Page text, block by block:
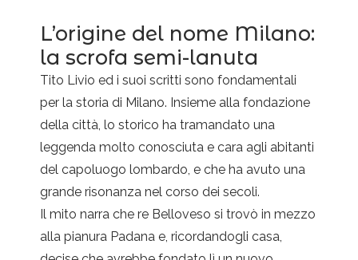
L’origine del nome Milano:
la scrofa semi-lanuta
Tito Livio ed i suoi scritti sono fondamentali
per la storia di Milano. Insieme alla fondazione
della città, lo storico ha tramandato una
leggenda molto conosciuta e cara agli abitanti
del capoluogo lombardo, e che ha avuto una
grande risonanza nel corso dei secoli.
Il mito narra che re Belloveso si trovò in mezzo
alla pianura Padana e, ricordandogli casa,